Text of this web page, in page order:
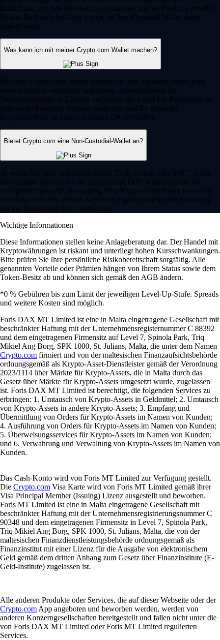
Bildschirm, um Ihre Identität zu verifizieren und Ihr Profil zu erstellen.
Sobald Ihr Konto bestätigt wurde, ist Ihre Algorand-Wallet sofort
einsatzbereit.
Was kann ich mit meiner Crypto.com Wallet machen?
Mit Ihrer Crypto.com Wallet können Sie Ihre digitalen Assets ganz
einfach kaufen, verkaufen und halten. Zudem können Sie
Preisbewegungen in Echtzeit verfolgen, das Level Up-Programm für
potenzielle Plattform-Vorteile entdecken und Ihr gesamtes
Kryptoportfolio an einem zentralen Ort verwalten.
Bietet Crypto.com eine Non-Custodial-Wallet an?
Ja, wenn Sie nach fortschrittlicheren Tools suchen oder Self-Custody
bevorzugen, können Sie die Crypto.com DeFi Wallet nutzen. Sie
ermöglicht Ihnen die Verwaltung Ihrer Kryptos und Token bei voller
Kontrolle über Ihre Private Keys und ergänzt perfekt Ihre Erfahrung
mit der Haupt-App von Crypto.com.
Wichtige Informationen
Diese Informationen stellen keine Anlageberatung dar. Der Handel mit
Kryptowährungen ist riskant und unterliegt hohen Kursschwankungen.
Bitte prüfen Sie Ihre persönliche Risikobereitschaft sorgfältig. Alle
genannten Vorteile oder Prämien hängen von Ihrem Status sowie dem
Token-Besitz ab und können sich gemäß den AGB ändern.
*0 % Gebühren bis zum Limit der jeweiligen Level-Up-Stufe. Spreads
und weitere Kosten sind möglich.
Foris DAX MT Limited ist eine in Malta eingetragene Gesellschaft mit
beschränkter Haftung mit der Unternehmensregisternummer C 88392
und dem eingetragenen Firmensitz auf Level 7, Spinola Park, Triq
Mikiel Ang Borg, SPK 1000, St. Julians, Malta, die unter dem Namen
Crypto.com firmiert und von der maltesischen Finanzaufsichtsbehörde
ordnungsgemäß als Krypto-Asset-Dienstleister gemäß der Verordnung
2023/1114 über Märkte für Krypto-Assets, die in Malta durch das
Gesetz über Märkte für Krypto-Assets umgesetzt wurde, zugelassen
ist. Foris DAX MT Limited ist berechtigt, die folgenden Services zu
erbringen: 1. Umtausch von Krypto-Assets in Geldmittel; 2. Umtausch
von Krypto-Assets in andere Krypto-Assets; 3. Empfang und
Übermittlung von Orders für Krypto-Assets im Namen von Kunden;
4. Ausführung von Orders für Krypto-Assets im Namen von Kunden;
5. Überweisungsservices für Krypto-Assets im Namen von Kunden;
und 6. Verwahrung und Verwaltung von Krypto-Assets im Namen von
Kunden.
Das Cash-Konto wird von Foris MT Limited zur Verfügung gestellt.
Die Crypto.com Visa Karte wird von Foris MT Limited gemäß ihrer
Visa Principal Member (Issuing) Lizenz ausgestellt und beworben.
Foris MT Limited ist eine in Malta eingetragene Gesellschaft mit
beschränkter Haftung mit der Unternehmensregistrierungsnummer C
90348 und dem eingetragenen Firmensitz in Level 7, Spinola Park,
Triq Mikiel Ang Borg, SPK 1000, St. Julians, Malta, die von der
maltesischen Finanzdienstleistungsbehörde ordnungsgemäß als
Finanzinstitut mit einer Lizenz für die Ausgabe von elektronischem
Geld gemäß dem dritten Anhang zum Gesetz über Finanzinstitute (E-
Geld-Institute) zugelassen ist.
Alle anderen Produkte oder Services, die auf dieser Webseite oder der
Crypto.com App angeboten und beworben werden, werden von
anderen Konzerngesellschaften bereitgestellt und fallen nicht unter die
von Foris DAX MT Limited oder Foris MT Limited regulierten
Services.